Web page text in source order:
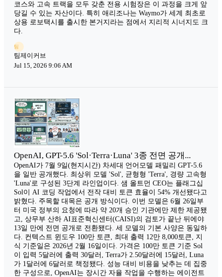
코스와 고속 트랙을 모두 갖춘 전용 시험장은 이 과정을 크게 앞
당길 수 있는 자산이다. 특히 애리조나는 Waymo가 세계 최초로
상용 로보택시를 출시한 본거지라는 점에서 지리적 시너지도 크
다.
팀
팀제이커브
Jul 15, 2026 9:06 AM
OpenAI, GPT-5.6 'Sol·Terra·Luna' 3종 전면 공개...
OpenAI가 7월 9일(현지시간) 차세대 언어모델 패밀리 GPT-5.6
을 일반 공개했다. 최상위 모델 'Sol', 균형형 'Terra', 경량 고속형
'Luna'로 구성된 3단계 라인업이다. 샘 올트먼 CEO는 플래그십
Sol이 AI 코딩 작업에서 전작 대비 토큰 효율이 54% 개선됐다고
밝혔다. 주목할 대목은 공개 방식이다. 이번 모델은 6월 26일부
터 미국 정부의 요청에 따라 약 20개 승인 기관에만 제한 제공됐
고, 상무부 산하 AI표준혁신센터(CAISI)의 검토가 끝난 뒤에야
13일 만에 전면 공개로 전환됐다. 세 모델의 기본 사양은 동일하
다. 컨텍스트 윈도우 100만 토큰, 최대 출력 12만 8,000토큰, 지
식 기준일은 2026년 2월 16일이다. 가격은 100만 토큰 기준 Sol
이 입력 5달러에 출력 30달러, Terra가 2.50달러에 15달러, Luna
가 1달러에 6달러로 책정됐다. 성능 대비 비용을 낮추는 데 집중
한 구성으로, OpenAI는 장시간 자율 작업을 수행하는 에이전트